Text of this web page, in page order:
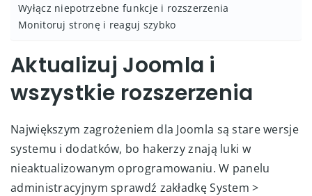
Wyłącz niepotrzebne funkcje i rozszerzenia
Monitoruj stronę i reaguj szybko
Aktualizuj Joomla i
wszystkie rozszerzenia
Największym zagrożeniem dla Joomla są stare wersje
systemu i dodatków, bo hakerzy znają luki w
nieaktualizowanym oprogramowaniu. W panelu
administracyjnym sprawdź zakładkę System >